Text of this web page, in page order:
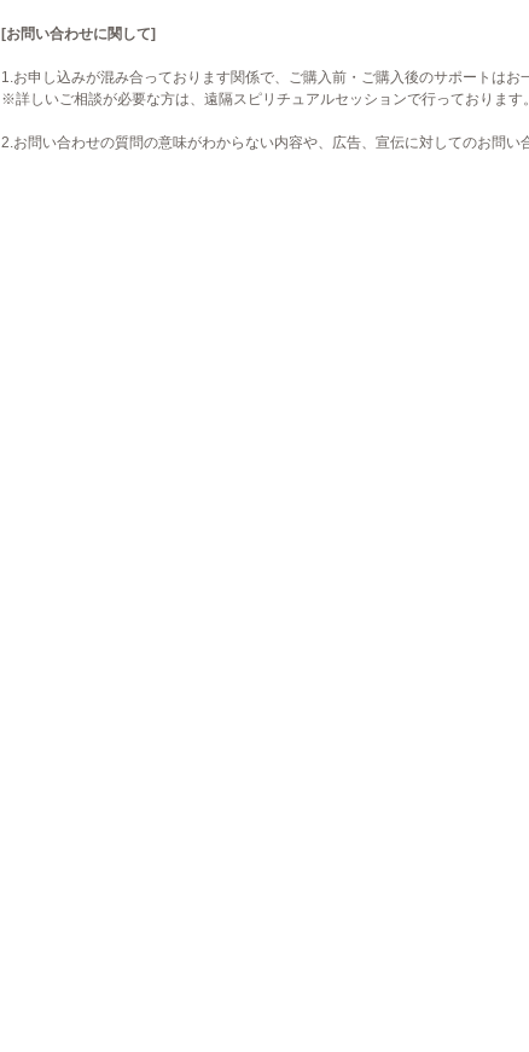
[お問い合わせに関して]
1.お申し込みが混み合っております関係で、ご購入前・ご購入後のサポートはお
※詳しいご相談が必要な方は、遠隔スピリチュアルセッションで行っております。
2.お問い合わせの質問の意味がわからない内容や、広告、宣伝に対してのお問